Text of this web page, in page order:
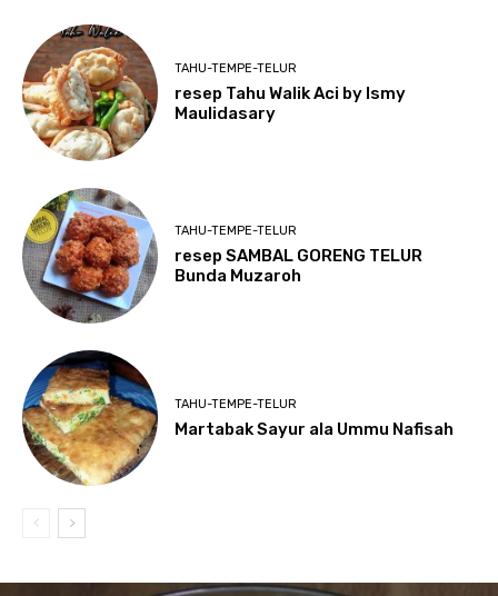
TAHU-TEMPE-TELUR
resep Tahu Walik Aci by Ismy
Maulidasary
TAHU-TEMPE-TELUR
resep SAMBAL GORENG TELUR
Bunda Muzaroh
TAHU-TEMPE-TELUR
Martabak Sayur ala Ummu Nafisah